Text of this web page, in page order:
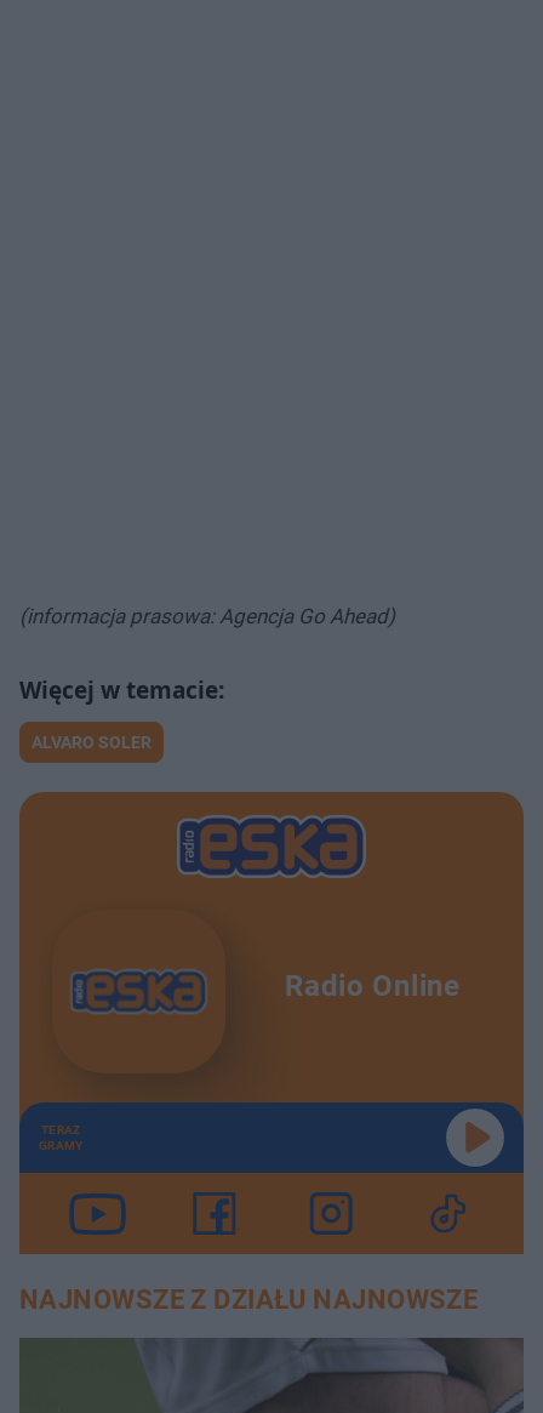
(informacja prasowa: Agencja Go Ahead)
ALVARO SOLER
Radio Online
TERAZ
GRAMY
NAJNOWSZE Z DZIAŁU NAJNOWSZE